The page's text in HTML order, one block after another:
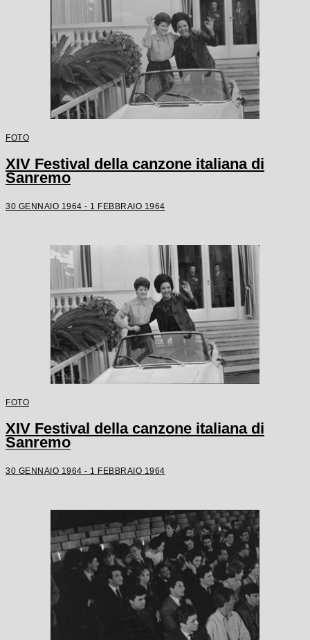
FOTO
XIV Festival della canzone italiana di
Sanremo
30 GENNAIO 1964 - 1 FEBBRAIO 1964
FOTO
XIV Festival della canzone italiana di
Sanremo
30 GENNAIO 1964 - 1 FEBBRAIO 1964